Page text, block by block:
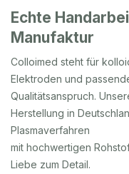
Echte
Manufaktur
Colloimed steht für
Elektroden und
Qualitätsanspruch.
Herstellung in
Plasmaverfahren
mit hochwertigen
Liebe zum Detail.